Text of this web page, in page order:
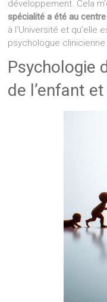
développement. Cela
spécialité a été au
à l’Université et qu’elle
psychologue clinicienne
Psychologie
de l’enfant